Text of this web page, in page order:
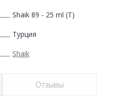
Shaik 89 - 25 ml (T)
Турция
Shaik
Отзывы